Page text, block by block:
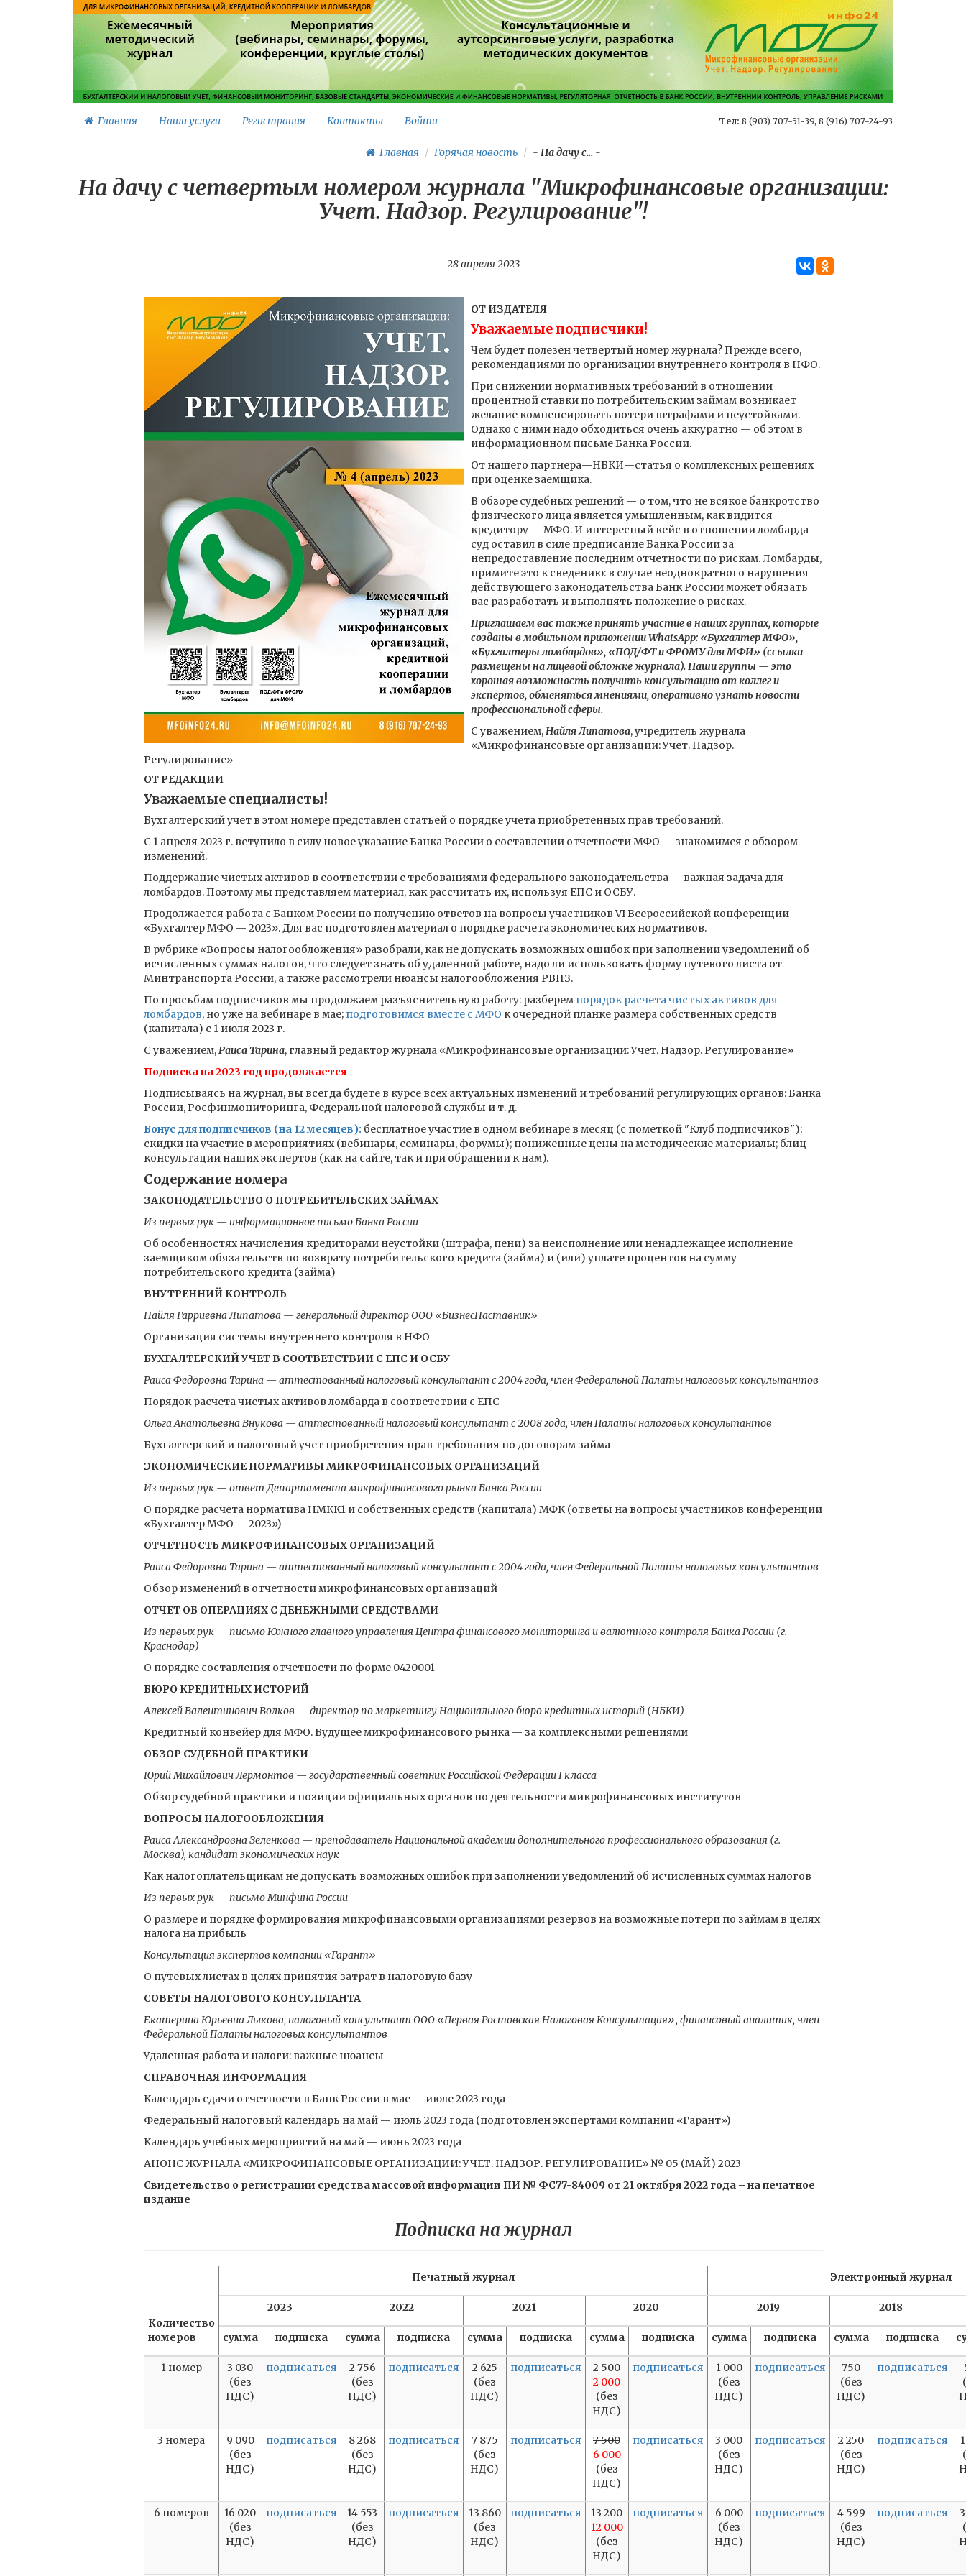
Главная Наши услуги Регистрация Контакты Войти Тел: 8 (903) 707-51-39, 8 (916) 707-24-93
Главная Горячая новость - На дачу с...-
На дачу с четвертым номером журнала "Микрофинансовые организации:
Учет. Надзор. Регулирование"!
28 апреля 2023
ОТ ИЗДАТЕЛЯ
Уважаемые подписчики!
Чем будет полезен четвертый номер журнала? Прежде всего,
рекомендациями по организации внутреннего контроля в НФО.
При снижении нормативных требований в отношении
процентной ставки по потребительским займам возникает
желание компенсировать потери штрафами и неустойками.
Однако с ними надо обходиться очень аккуратно — об этом в
информационном письме Банка России.
От нашего партнера—НБКИ—статья о комплексных решениях
при оценке заемщика.
В обзоре судебных решений — о том, что не всякое банкротство
физического лица является умышленным, как видится
кредитору — МФО. И интересный кейс в отношении ломбарда—
суд оставил в силе предписание Банка России за
непредоставление последним отчетности по рискам. Ломбарды,
примите это к сведению: в случае неоднократного нарушения
действующего законодательства Банк России может обязать
вас разработать и выполнять положение о рисках.
Приглашаем вас также принять участие в наших группах, которые
созданы в мобильном приложении WhatsApp: «Бухгалтер МФО»,
«Бухгалтеры ломбардов», «ПОД/ФТ и ФРОМУ для МФИ» (ссылки
размещены на лицевой обложке журнала). Наши группы — это
хорошая возможность получить консультацию от коллег и
экспертов, обменяться мнениями, оперативно узнать новости
профессиональной сферы.
С уважением,Найля Липатова, учредитель журнала
«Микрофинансовые организации: Учет. Надзор.
Регулирование»
ОТ РЕДАКЦИИ
Уважаемые специалисты!
Бухгалтерский учет в этом номере представлен статьей о порядке учета приобретенных прав требований.
С 1 апреля 2023 г. вступило в силу новое указание Банка России о составлении отчетности МФО — знакомимся с обзором
изменений.
Поддержание чистых активов в соответствии с требованиями федерального законодательства — важная задача для
ломбардов. Поэтому мы представляем материал, как рассчитать их, используя ЕПС и ОСБУ.
Продолжается работа с Банком России по получению ответов на вопросы участников VI Всероссийской конференции
«Бухгалтер МФО — 2023». Для вас подготовлен материал о порядке расчета экономических нормативов.
В рубрике «Вопросы налогообложения» разобрали, как не допускать возможных ошибок при заполнении уведомлений об
исчисленных суммах налогов, что следует знать об удаленной работе, надо ли использовать форму путевого листа от
Минтранспорта России, а также рассмотрели нюансы налогообложения РВПЗ.
По просьбам подписчиков мы продолжаем разъяснительную работу: разберем порядок расчета чистых активов для
ломбардов, но уже на вебинаре в мае; подготовимся вместе с МФО к очередной планке размера собственных средств
(капитала) с 1 июля 2023 г.
С уважением,Раиса Тарина, главный редактор журнала «Микрофинансовые организации: Учет. Надзор. Регулирование»
Подписка на 2023 год продолжается
Подписываясь на журнал, вы всегда будете в курсе всех актуальных изменений и требований регулирующих органов: Банка
России, Росфинмониторинга, Федеральной налоговой службы и т. д.
Бонус для подписчиков (на 12 месяцев): бесплатное участие в одном вебинаре в месяц (с пометкой "Клуб подписчиков");
скидки на участие в мероприятиях (вебинары, семинары, форумы); пониженные цены на методические материалы; блиц-
консультации наших экспертов (как на сайте, так и при обращении к нам).
Содержание номера
ЗАКОНОДАТЕЛЬСТВО О ПОТРЕБИТЕЛЬСКИХ ЗАЙМАХ
Из первых рук — информационное письмо Банка России
Об особенностях начисления кредиторами неустойки (штрафа, пени) за неисполнение или ненадлежащее исполнение
заемщиком обязательств по возврату потребительского кредита (займа) и (или) уплате процентов на сумму
потребительского кредита (займа)
ВНУТРЕННИЙ КОНТРОЛЬ
Найля Гарриевна Липатова — генеральный директор ООО «БизнесНаставник»
Организация системы внутреннего контроля в НФО
БУХГАЛТЕРСКИЙ УЧЕТ В СООТВЕТСТВИИ С ЕПС И ОСБУ
Раиса Федоровна Тарина — аттестованный налоговый консультант с 2004 года, член Федеральной Палаты налоговых консультантов
Порядок расчета чистых активов ломбарда в соответствии с ЕПС
Ольга Анатольевна Внукова — аттестованный налоговый консультант с 2008 года, член Палаты налоговых консультантов
Бухгалтерский и налоговый учет приобретения прав требования по договорам займа
ЭКОНОМИЧЕСКИЕ НОРМАТИВЫ МИКРОФИНАНСОВЫХ ОРГАНИЗАЦИЙ
Из первых рук — ответ Департамента микрофинансового рынка Банка России
О порядке расчета норматива НМКК1 и собственных средств (капитала) МФК (ответы на вопросы участников конференции
«Бухгалтер МФО — 2023»)
ОТЧЕТНОСТЬ МИКРОФИНАНСОВЫХ ОРГАНИЗАЦИЙ
Раиса Федоровна Тарина — аттестованный налоговый консультант с 2004 года, член Федеральной Палаты налоговых консультантов
Обзор изменений в отчетности микрофинансовых организаций
ОТЧЕТ ОБ ОПЕРАЦИЯХ С ДЕНЕЖНЫМИ СРЕДСТВАМИ
Из первых рук — письмо Южного главного управления Центра финансового мониторинга и валютного контроля Банка России (г.
Краснодар)
О порядке составления отчетности по форме 0420001
БЮРО КРЕДИТНЫХ ИСТОРИЙ
Алексей Валентинович Волков — директор по маркетингу Национального бюро кредитных историй (НБКИ)
Кредитный конвейер для МФО. Будущее микрофинансового рынка — за комплексными решениями
ОБЗОР СУДЕБНОЙ ПРАКТИКИ
Юрий Михайлович Лермонтов — государственный советник Российской Федерации I класса
Обзор судебной практики и позиции официальных органов по деятельности микрофинансовых институтов
ВОПРОСЫ НАЛОГООБЛОЖЕНИЯ
Раиса Александровна Зеленкова — преподаватель Национальной академии дополнительного профессионального образования (г.
Москва), кандидат экономических наук
Как налогоплательщикам не допускать возможных ошибок при заполнении уведомлений об исчисленных суммах налогов
Из первых рук — письмо Минфина России
О размере и порядке формирования микрофинансовыми организациями резервов на возможные потери по займам в целях
налога на прибыль
Консультация экспертов компании «Гарант»
О путевых листах в целях принятия затрат в налоговую базу
СОВЕТЫ НАЛОГОВОГО КОНСУЛЬТАНТА
Екатерина Юрьевна Лыкова, налоговый консультант ООО «Первая Ростовская Налоговая Консультация», финансовый аналитик, член
Федеральной Палаты налоговых консультантов
Удаленная работа и налоги: важные нюансы
СПРАВОЧНАЯ ИНФОРМАЦИЯ
Календарь сдачи отчетности в Банк России в мае — июле 2023 года
Федеральный налоговый календарь на май — июль 2023 года (подготовлен экспертами компании «Гарант»)
Календарь учебных мероприятий на май — июнь 2023 года
АНОНС ЖУРНАЛА «МИКРОФИНАНСОВЫЕ ОРГАНИЗАЦИИ: УЧЕТ. НАДЗОР. РЕГУЛИРОВАНИЕ» № 05 (МАЙ) 2023
Свидетельство о регистрации средства массовой информации ПИ № ФС77-84009 от 21 октября 2022 года – на печатное
издание
Подписка на журнал
Количество
номеров
Печатный журнал Электронный журнал
2023 2022 2021 2020 2019 2018
сумма подписка сумма подписка сумма подписка сумма подписка сумма подписка сумма подписка
1 номер
3 030
(без
НДС)
подписаться
2 756
(без
НДС)
подписаться
2 625
(без
НДС)
подписаться
2 500
2 000
(без
НДС)
подписаться
1 000
(без
НДС)
подписаться
750
(без
НДС)
подписаться
3 номера
9 090
(без
НДС)
подписаться
8 268
(без
НДС)
подписаться
7 875
(без
НДС)
подписаться
7 500
6 000
(без
НДС)
подписаться
3 000
(без
НДС)
подписаться
2 250
(без
НДС)
подписаться
6 номеров
16 020
(без
НДС)
подписаться
14 553
(без
НДС)
подписаться
13 860
(без
НДС)
подписаться
13 200
12 000
(без
НДС)
подписаться
6 000
(без
НДС)
подписаться
4 599
(без
НДС)
подписаться